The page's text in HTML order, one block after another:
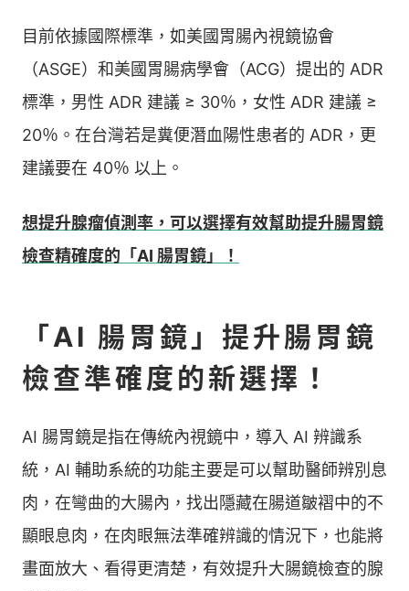
目前依據國際標準，如美國胃腸內視鏡協會
（ASGE）和美國胃腸病學會（ACG）提出的 ADR
標準，男性 ADR 建議 ≥ 30％，女性 ADR 建議 ≥
20％。在台灣若是糞便潛血陽性患者的 ADR，更
建議要在 40％ 以上。
想提升腺瘤偵測率，可以選擇有效幫助提升腸胃鏡
檢查精確度的「AI 腸胃鏡」！
「AI 腸胃鏡」提升腸胃鏡
檢查準確度的新選擇！
AI 腸胃鏡是指在傳統內視鏡中，導入 AI 辨識系
統，AI 輔助系統的功能主要是可以幫助醫師辨別息
肉，在彎曲的大腸內，找出隱藏在腸道皺褶中的不
顯眼息肉，在肉眼無法準確辨識的情況下，也能將
畫面放大、看得更清楚，有效提升大腸鏡檢查的腺